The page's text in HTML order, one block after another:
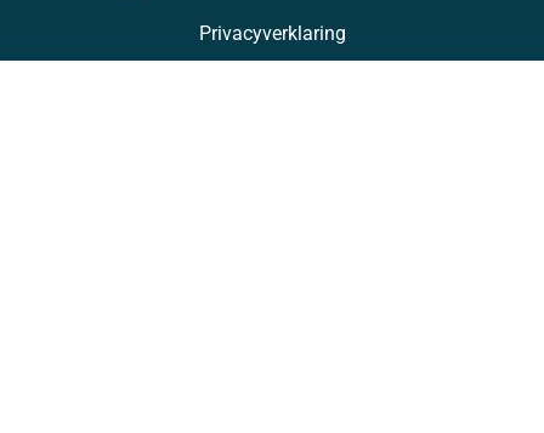
Privacyverklaring